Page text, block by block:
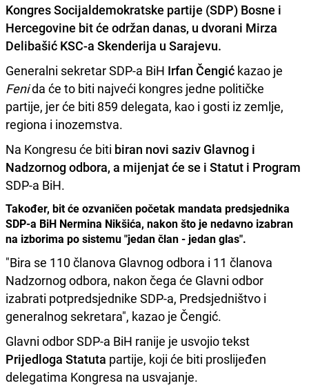
Kongres Socijaldemokratske partije (SDP) Bosne i
Hercegovine bit će održan danas, u dvorani Mirza
Delibašić KSC-a Skenderija u Sarajevu.
Generalni sekretar SDP-a BiH Irfan Čengić kazao je
Fenida će to biti najveći kongres jedne političke
partije, jer će biti 859 delegata, kao i gosti iz zemlje,
regiona i inozemstva.
Na Kongresu će biti biran novi saziv Glavnog i
Nadzornog odbora, a mijenjat će se i Statut i Program
SDP-a BiH.
Također, bit će ozvaničen početak mandata predsjednika
SDP-a BiH Nermina Nikšića, nakon što je nedavno izabran
na izborima po sistemu "jedan član - jedan glas".
"Bira se 110 članova Glavnog odbora i 11 članova
Nadzornog odbora, nakon čega će Glavni odbor
izabrati potpredsjednike SDP-a, Predsjedništvo i
generalnog sekretara", kazao je Čengić.
Glavni odbor SDP-a BiH ranije je usvojio tekst
Prijedloga Statuta partije, koji će biti proslijeđen
delegatima Kongresa na usvajanje.